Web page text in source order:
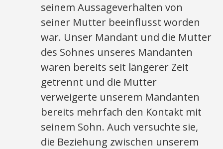
seinem Aussageverhalten von
seiner Mutter beeinflusst worden
war. Unser Mandant und die Mutter
des Sohnes unseres Mandanten
waren bereits seit längerer Zeit
getrennt und die Mutter
verweigerte unserem Mandanten
bereits mehrfach den Kontakt mit
seinem Sohn. Auch versuchte sie,
die Beziehung zwischen unserem